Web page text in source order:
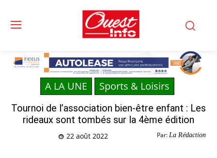
A LA UNE Sports & Loisirs
Tournoi de l’association bien-être enfant : Les
rideaux sont tombés sur la 4ème édition
Par: La Rédaction
22 août 2022